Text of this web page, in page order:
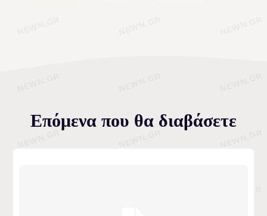
Επόμενα που θα διαβάσετε